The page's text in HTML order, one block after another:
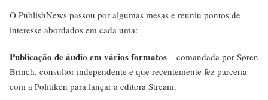
O PublishNews passou por algumas mesas e reuniu pontos de
interesse abordados em cada uma:
Publicação de áudio em vários formatos – comandada por Søren
Brinch, consultor independente e que recentemente fez parceria
com a Politiken para lançar a editora Stream.